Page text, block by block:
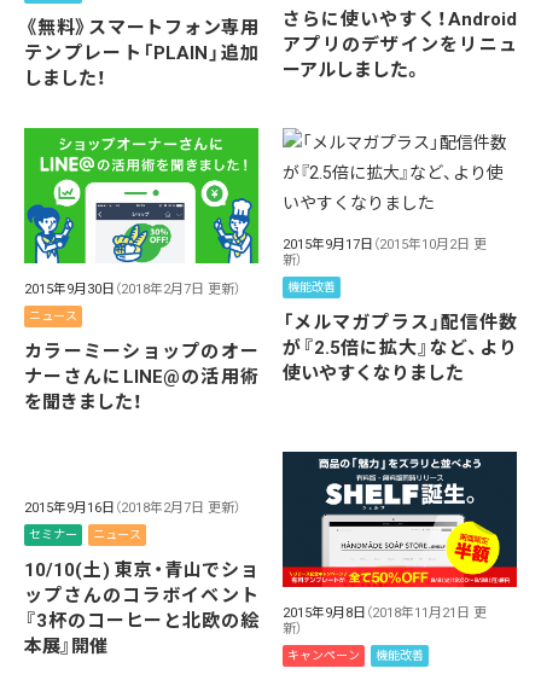
《無料》スマートフォン専用
テンプレート「PLAIN」追加
しました！
さらに使いやすく！Android
アプリのデザインをリニュ
ーアルしました。
2015年9月30日 （2018年2月7日 更新）
ニュース
カラーミーショップのオー
ナーさんにLINE@の活用術
を聞きました！
2015年9月17日 （2015年10月2日 更
新）
機能改善
「メルマガプラス」配信件数
が『2.5倍に拡大』など、より
使いやすくなりました
2015年9月16日 （2018年2月7日 更新）
セミナー ニュース
10/10(土) 東京・青山でショ
ップさんのコラボイベント
『3杯のコーヒーと北欧の絵
本展』開催
2015年9月8日 （2018年11月21日 更
新）
キャンペーン 機能改善